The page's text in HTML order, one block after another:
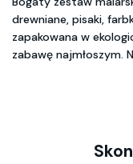
drewniane, pisaki,
zapakowana w
zabawę najmłoszym.